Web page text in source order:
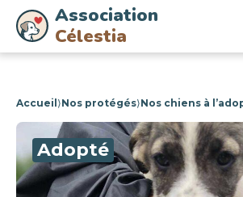
Association
Célestia
Accueil ⟩Nos protégés⟩Nos chiens à
Adopté